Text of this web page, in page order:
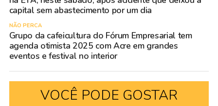
capital sem abastecimento por um dia
NÃO PERCA
Grupo da cafeicultura do Fórum Empresarial tem
agenda otimista 2025 com Acre em grandes
eventos e festival no interior
VOCÊ PODE GOSTAR